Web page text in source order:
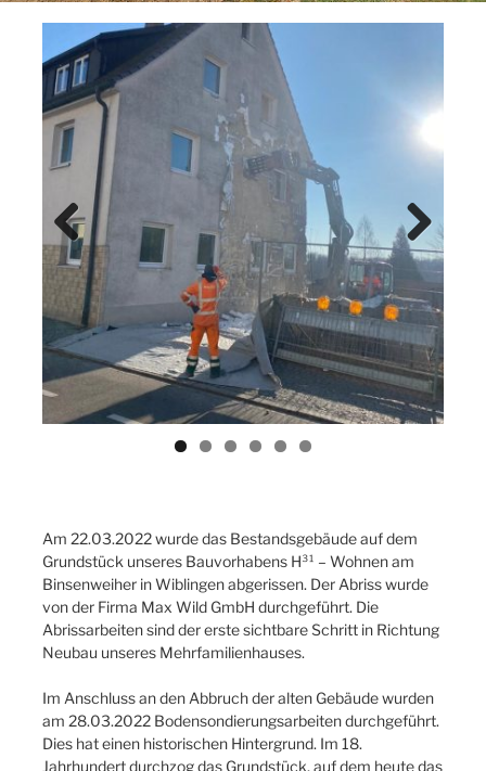
Previ
ous
Next
Am 22.03.2022 wurde das Bestandsgebäude auf dem
Grundstück unseres Bauvorhabens H³¹ – Wohnen am
Binsenweiher in Wiblingen abgerissen. Der Abriss wurde
von der Firma Max Wild GmbH durchgeführt. Die
Abrissarbeiten sind der erste sichtbare Schritt in Richtung
Neubau unseres Mehrfamilienhauses.
Im Anschluss an den Abbruch der alten Gebäude wurden
am 28.03.2022 Bodensondierungsarbeiten durchgeführt.
Dies hat einen historischen Hintergrund. Im 18.
Jahrhundert durchzog das Grundstück, auf dem heute das